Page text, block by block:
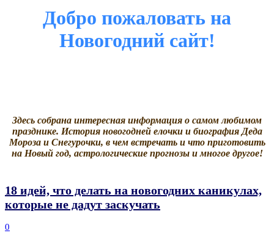
Добро пожаловать на
Новогодний сайт!
Здесь собрана интересная информация о самом любимом
празднике. История новогодней елочки и биография Деда
Мороза и Снегурочки, в чем встречать и что приготовить
на Новый год, астрологические прогнозы и многое другое!
18 идей, что делать на новогодних каникулах,
которые не дадут заскучать
0